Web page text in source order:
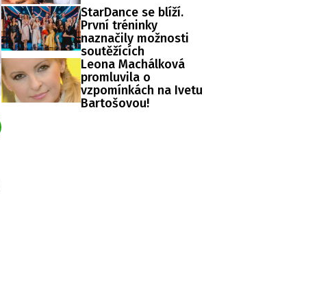
StarDance se blíží.
První tréninky
naznačily možnosti
soutěžících
Leona Machálková
promluvila o
vzpomínkách na Ivetu
Bartošovou!